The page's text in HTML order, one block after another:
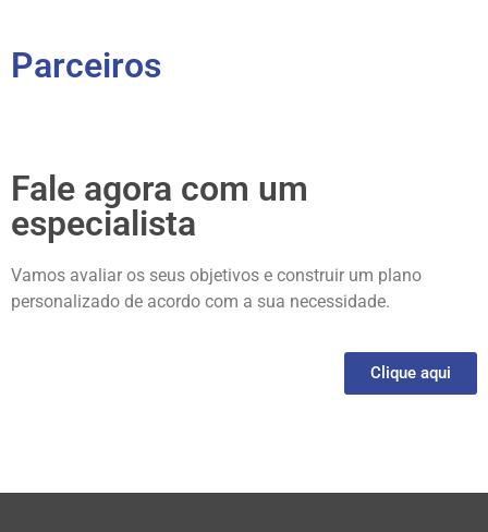
Parceiros
Fale agora com um
especialista
Vamos avaliar os seus objetivos e construir um plano
personalizado de acordo com a sua necessidade.
Clique aqui